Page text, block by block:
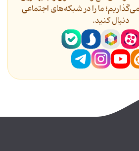
ما را در شبکه‌های اجتماعی
دنیال کنید.